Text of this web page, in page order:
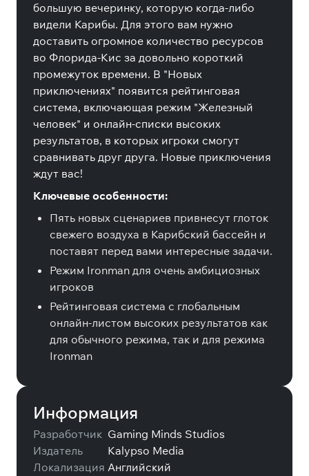
большую вечеринку, которую когда-либо
видели Карибы. Для этого вам нужно
доставить огромное количество ресурсов
во Флорида-Кис за довольно короткий
промежуток времени. В "Новых
приключениях" появится рейтинговая
система, включающая режим "Железный
человек" и онлайн-списки высоких
результатов, в которых игроки смогут
сравнивать друг друга. Новые приключения
ждут вас!
Ключевые особенности:
Пять новых сценариев привнесут глоток
свежего воздуха в Карибский бассейн и
поставят перед вами интересные задачи.
Режим Ironman для очень амбициозных
игроков
Рейтинговая система с глобальным
онлайн-листом высоких результатов как
для обычного режима, так и для режима
Ironman
Информация
Разработчик Gaming Minds Studios
Издатель
Kalypso Media
Локализация Английский